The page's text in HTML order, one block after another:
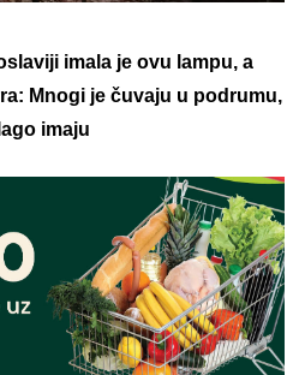
imala je ovu lampu, a
Mnogi je čuvaju u podrumu,
imaju